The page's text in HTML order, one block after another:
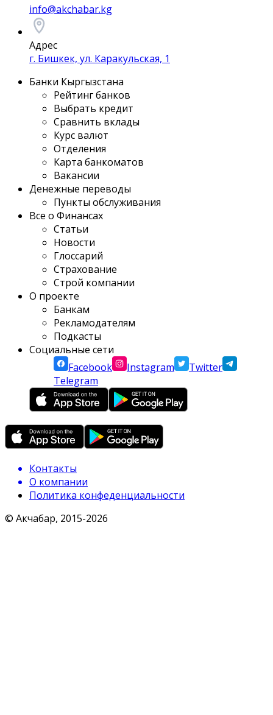
info@akchabar.kg
Адрес
г. Бишкек, ул. Каракульская, 1
Банки Кыргызстана
Рейтинг банков
Выбрать кредит
Сравнить вклады
Курс валют
Отделения
Карта банкоматов
Вакансии
Денежные переводы
Пункты обслуживания
Все о Финансах
Статьи
Новости
Глоссарий
Страхование
Строй компании
О проекте
Банкам
Рекламодателям
Подкасты
Социальные сети
Facebook
Instagram
Twitter
Telegram
Контакты
О компании
Политика конфеденциальности
© Акчабар, 2015-2026